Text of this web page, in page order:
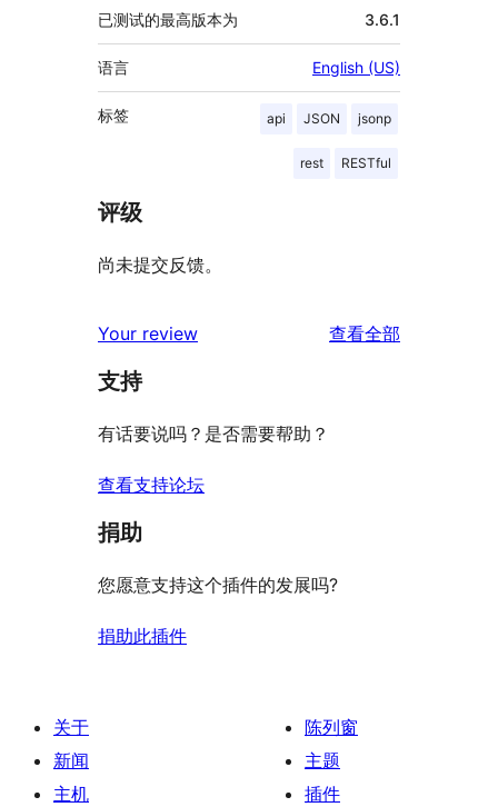
已测试的最高版本为 3.6.1
语言 English (US)
标签 api JSON jsonp
rest RESTful
评级
尚未提交反馈。
Your review 查看全部
支持
有话要说吗？是否需要帮助？
查看支持论坛
捐助
您愿意支持这个插件的发展吗?
捐助此插件
关于
新闻
主机
陈列窗
主题
插件